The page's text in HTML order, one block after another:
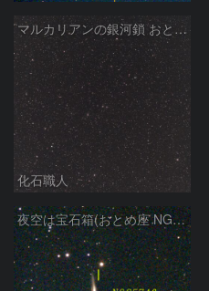
マルカリアンの銀河鎖 おとめ座・ かみのけ座の銀河
化石職人
夜空は宝石箱(おとめ座 NGC5746) Seestar50